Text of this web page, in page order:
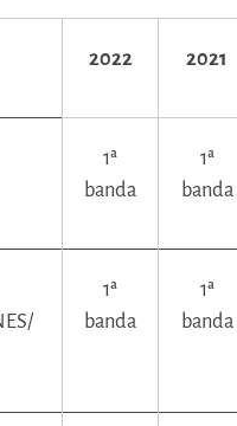
2022 2021
1ª
banda
1ª
banda
1ª
banda
1ª
banda